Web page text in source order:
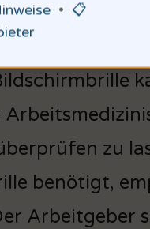
Erschöpfung
zu
benötigt,
Arbeitgeber
• 📋